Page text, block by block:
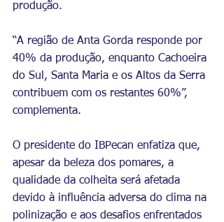
produção.
“A região de Anta Gorda responde por
40% da produção, enquanto Cachoeira
do Sul, Santa Maria e os Altos da Serra
contribuem com os restantes 60%”,
complementa.
O presidente do IBPecan enfatiza que,
apesar da beleza dos pomares, a
qualidade da colheita será afetada
devido à influência adversa do clima na
polinização e aos desafios enfrentados